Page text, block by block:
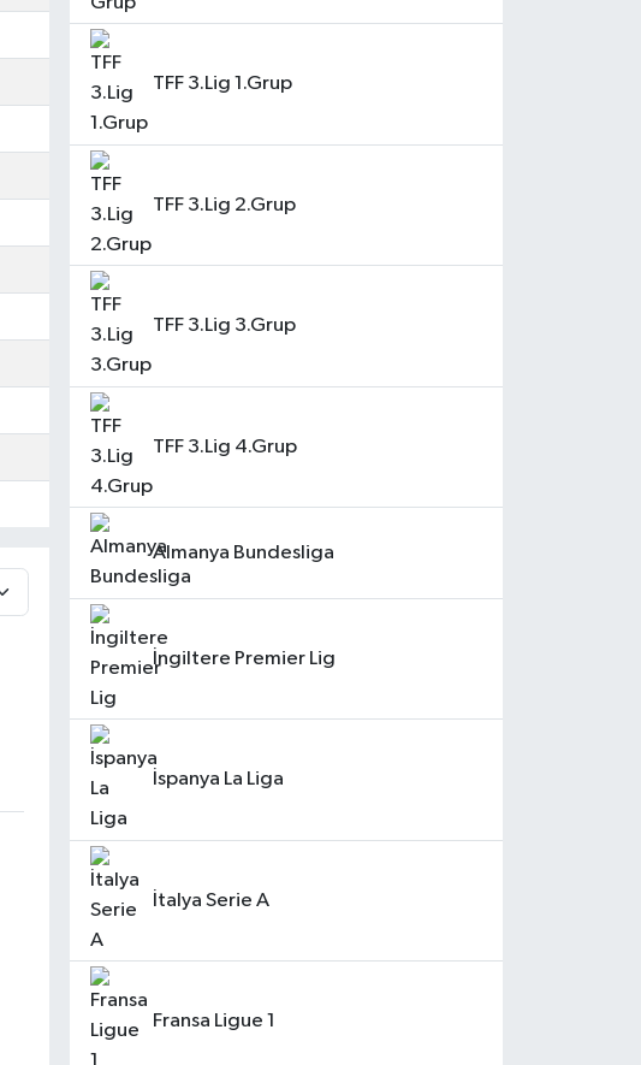
TFF 3.Lig 1.Grup
TFF 3.Lig 2.Grup
TFF 3.Lig 3.Grup
TFF 3.Lig 4.Grup
Almanya Bundesliga
İngiltere Premier Lig
İspanya La Liga
İtalya Serie A
Fransa Ligue 1